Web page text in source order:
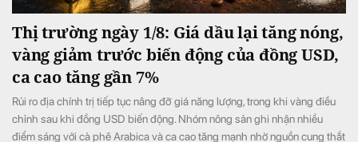
Thị trường ngày 1/8: Giá dầu lại tăng nóng,
vàng giảm trước biến động của đồng USD,
ca cao tăng gần 7%
Rủi ro địa chính trị tiếp tục nâng đỡ giá năng lượng, trong khi vàng điều
chỉnh sau khi đồng USD biến động. Nhóm nông sản ghi nhận nhiều
điểm sáng với cà phê Arabica và ca cao tăng mạnh nhờ nguồn cung thắt